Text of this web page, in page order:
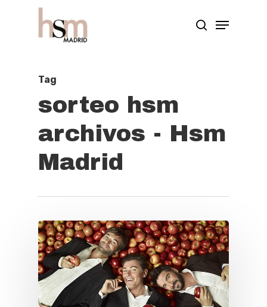
Tag
sorteo hsm
archivos - Hsm
Madrid